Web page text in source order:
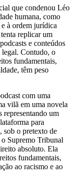
que condenou Léo
humana, como
à ordem jurídica
replicar um
e conteúdos
legal. Contudo, o
fundamentais,
têm peso
com uma
vilã em uma novela
representando um
para
sob o pretexto de
Supremo Tribunal
absoluto. Ela
fundamentais,
ao racismo e ao